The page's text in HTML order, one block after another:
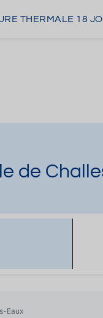
THERMALE 18
de
Eaux